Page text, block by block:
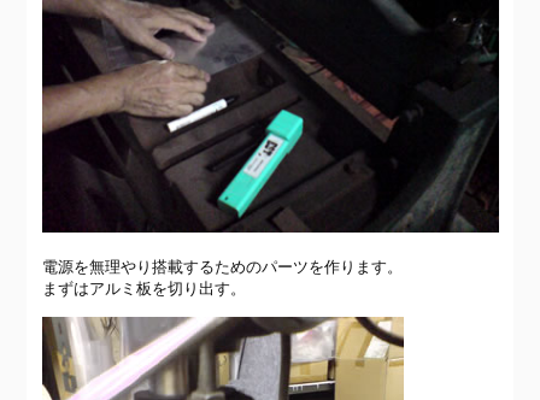
電源を無理やり搭載するためのパーツを作ります。
まずはアルミ板を切り出す。